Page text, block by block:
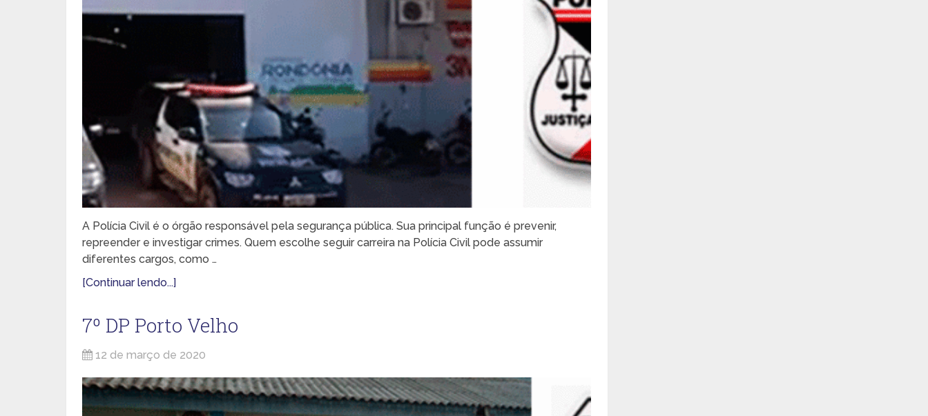
A Polícia Civil é o órgão responsável pela segurança pública. Sua principal função é prevenir,
repreender e investigar crimes. Quem escolhe seguir carreira na Polícia Civil pode assumir
diferentes cargos, como …
[Continuar lendo...]
7º DP Porto Velho
12 de março de 2020